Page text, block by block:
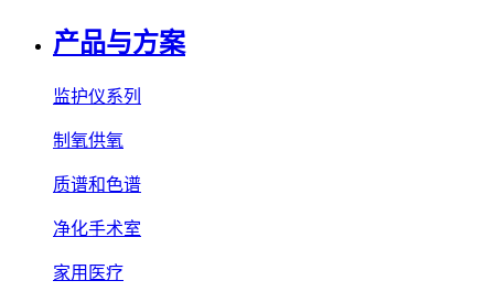
产品与方案
监护仪系列
制氧供氧
质谱和色谱
净化手术室
家用医疗